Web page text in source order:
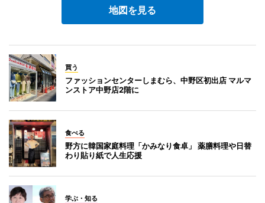
地図を見る
買う
ファッションセンターしまむら、中野区初出店 マルマ
ンストア中野店2階に
食べる
野方に韓国家庭料理「かみなり食卓」 薬膳料理や日替
わり貼り紙で人生応援
学ぶ・知る